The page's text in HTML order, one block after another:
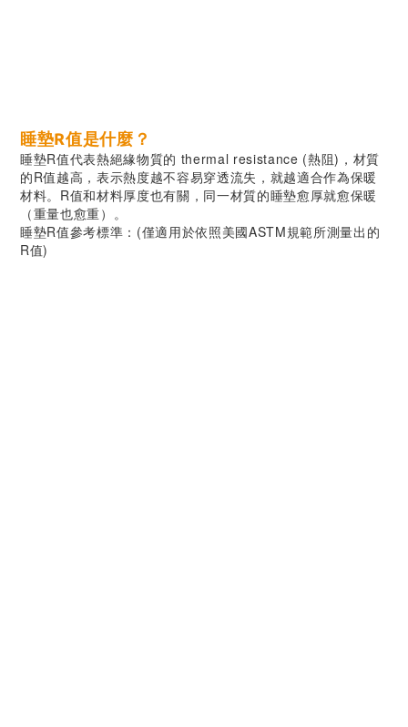
睡墊R值是什麼？
睡墊R值代表熱絕緣物質的 thermal resistance (熱阻)，材質
的R值越高，表示熱度越不容易穿透流失，就越適合作為保暖
材料。R值和材料厚度也有關，同一材質的睡墊愈厚就愈保暖
（重量也愈重）。
睡墊R值參考標準：(僅適用於依照美國ASTM規範所測量出的
R值)